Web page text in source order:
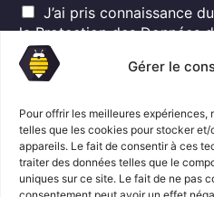
Gérer le
Pour offrir les meilleures
telles que les cookies pour stocker
appareils. Le fait de consentir à ces
traiter des données telles que le
uniques sur ce site. Le fait de ne pas
l
*
R
G
D
P
J’ai pris connaissance du
la Protection des Données
consens au traitement de
dans ces conditions.*
S'abonner